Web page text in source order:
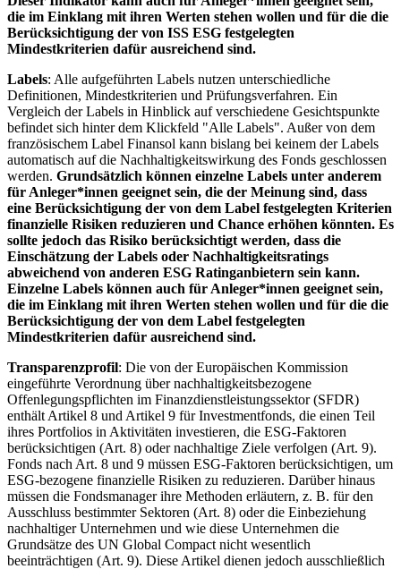
die im Einklang mit ihren Werten stehen wollen und für die die
Berücksichtigung der von ISS ESG festgelegten
Mindestkriterien dafür ausreichend sind.
Labels: Alle aufgeführten Labels nutzen unterschiedliche
Definitionen, Mindestkriterien und Prüfungsverfahren. Ein
Vergleich der Labels in Hinblick auf verschiedene Gesichtspunkte
befindet sich hinter dem Klickfeld "Alle Labels". Außer von dem
französischem Label Finansol kann bislang bei keinem der Labels
automatisch auf die Nachhaltigkeitswirkung des Fonds geschlossen
werden. Grundsätzlich können einzelne Labels unter anderem
für Anleger*innen geeignet sein, die der Meinung sind, dass
eine Berücksichtigung der von dem Label festgelegten Kriterien
finanzielle Risiken reduzieren und Chance erhöhen könnten. Es
sollte jedoch das Risiko berücksichtigt werden, dass die
Einschätzung der Labels oder Nachhaltigkeitsratings
abweichend von anderen ESG Ratinganbietern sein kann.
Einzelne Labels können auch für Anleger*innen geeignet sein,
die im Einklang mit ihren Werten stehen wollen und für die die
Berücksichtigung der von dem Label festgelegten
Mindestkriterien dafür ausreichend sind.
Transparenzprofil: Die von der Europäischen Kommission
eingeführte Verordnung über nachhaltigkeitsbezogene
Offenlegungspflichten im Finanzdienstleistungssektor (SFDR)
enthält Artikel 8 und Artikel 9 für Investmentfonds, die einen Teil
ihres Portfolios in Aktivitäten investieren, die ESG-Faktoren
berücksichtigen (Art. 8) oder nachhaltige Ziele verfolgen (Art. 9).
Fonds nach Art. 8 und 9 müssen ESG-Faktoren berücksichtigen, um
ESG-bezogene finanzielle Risiken zu reduzieren. Darüber hinaus
müssen die Fondsmanager ihre Methoden erläutern, z. B. für den
Ausschluss bestimmter Sektoren (Art. 8) oder die Einbeziehung
nachhaltiger Unternehmen und wie diese Unternehmen die
Grundsätze des UN Global Compact nicht wesentlich
beeinträchtigen (Art. 9). Diese Artikel dienen jedoch ausschließlich